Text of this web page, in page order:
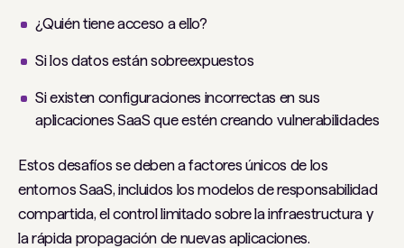
¿Quién tiene acceso a ello?
Si los datos están sobreexpuestos
Si existen configuraciones incorrectas en sus
aplicaciones SaaS que estén creando vulnerabilidades
Estos desafíos se deben a factores únicos de los
entornos SaaS, incluidos los modelos de responsabilidad
compartida, el control limitado sobre la infraestructura y
la rápida propagación de nuevas aplicaciones.